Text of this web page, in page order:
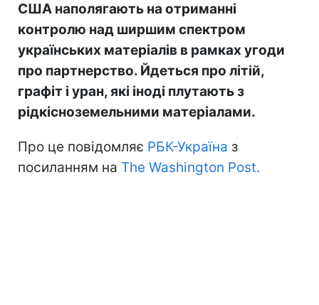
США наполягають на отриманні
контролю над ширшим спектром
українських матеріалів в рамках угоди
про партнерство. Йдеться про літій,
графіт і уран, які іноді плутають з
рідкісноземельними матеріалами.
Про це повідомляє РБК-Україна з
посиланням на The Washington Post.